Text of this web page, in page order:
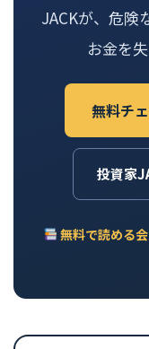
JACKが、危険
お金を
無料チ
投資家
無料で読める